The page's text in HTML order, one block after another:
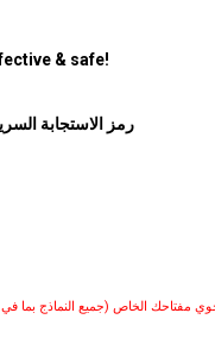
& safe!
رمز الاستجابة
مفتاحك الخاص (جميع النماذج بما في